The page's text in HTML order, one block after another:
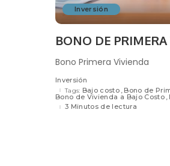
Inversión
BONO DE
Bono Primera Vivienda
Inversión
Tags: Bajo costo Bono de
Bono de Vivienda a Bajo Costo
3 Minutos de lectura